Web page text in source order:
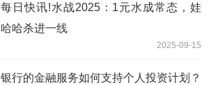
每日快讯!水战2025：1元水成常态，娃
哈哈杀进一线
2025-09-15
银行的金融服务如何支持个人投资计划？